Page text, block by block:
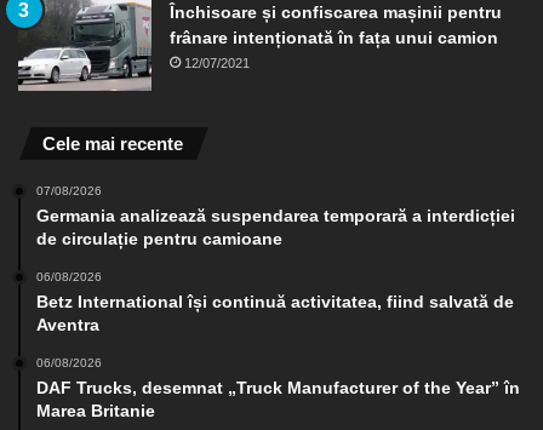
Închisoare și confiscarea mașinii pentru
frânare intenționată în fața unui camion
12/07/2021
Cele mai recente
07/08/2026
Germania analizează suspendarea temporară a interdicției
de circulație pentru camioane
06/08/2026
Betz International își continuă activitatea, fiind salvată de
Aventra
06/08/2026
DAF Trucks, desemnat „Truck Manufacturer of the Year” în
Marea Britanie